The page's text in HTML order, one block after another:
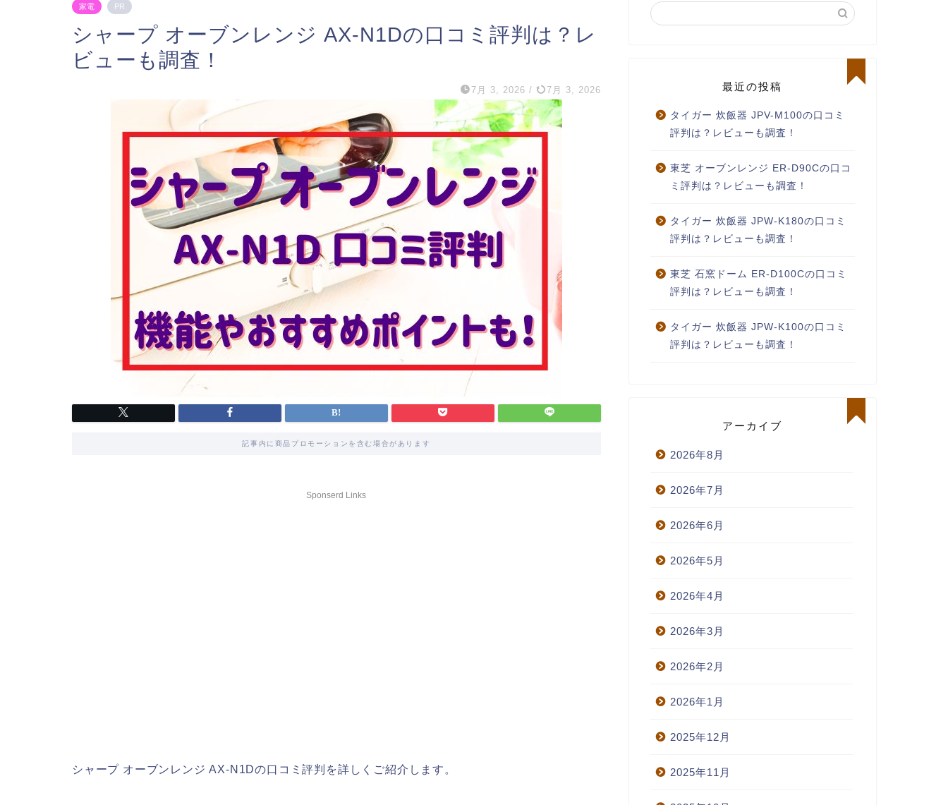
家電 PR
シャープ オーブンレンジ AX-N1Dの口コミ評判は？レ
ビューも調査！
7月 3, 2026 / 7月 3, 2026
記事内に商品プロモーションを含む場合があります
Sponserd Links
シャープ オーブンレンジ AX-N1Dの口コミ評判を詳しくご紹介します。
最近の投稿
タイガー 炊飯器 JPV-M100の口コミ
評判は？レビューも調査！
東芝 オーブンレンジ ER-D90Cの口コ
ミ評判は？レビューも調査！
タイガー 炊飯器 JPW-K180の口コミ
評判は？レビューも調査！
東芝 石窯ドーム ER-D100Cの口コミ
評判は？レビューも調査！
タイガー 炊飯器 JPW-K100の口コミ
評判は？レビューも調査！
アーカイブ
2026年8月
2026年7月
2026年6月
2026年5月
2026年4月
2026年3月
2026年2月
2026年1月
2025年12月
2025年11月